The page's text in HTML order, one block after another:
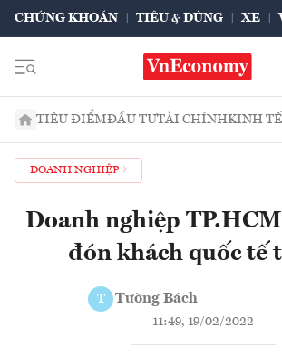
CHỨNG KHOÁN TIÊU & DÙNG XE
TIÊU ĐIỂMĐẦU TƯTÀI CHÍNHKINH TẾ
DOANH NGHIỆP
Doanh nghiệp
đón khách quốc tế
T Tường Bách
11:49, 19/02/2022